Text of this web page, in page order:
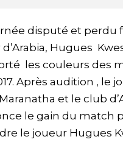
disputé et perdu
Hugues
les couleurs des
Après audition ,
et le club
le gain du match
le joueur Hugues